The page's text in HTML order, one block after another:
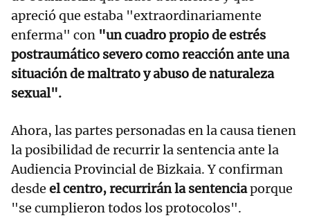
apreció que estaba "extraordinariamente
enferma" con "un cuadro propio de estrés
postraumático severo como reacción ante una
situación de maltrato y abuso de naturaleza
sexual".
Ahora, las partes personadas en la causa tienen
la posibilidad de recurrir la sentencia ante la
Audiencia Provincial de Bizkaia. Y confirman
desde el centro, recurrirán la sentenciaporque
"se cumplieron todos los protocolos".